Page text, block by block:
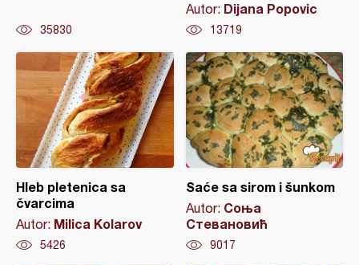
35830
Autor: Dijana Popovic
13719
Hleb pletenica sa
čvarcima
Autor: Milica Kolarov
5426
Saće sa sirom i šunkom
Autor: Соња
Стевановић
9017